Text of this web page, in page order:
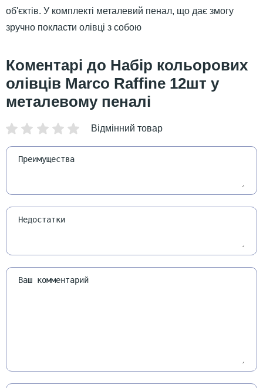
об'єктів. У комплекті металевий пенал, що дає змогу
зручно покласти олівці з собою
Набір кольорових
олівців Marco Raffine 12шт у
металевому пеналі